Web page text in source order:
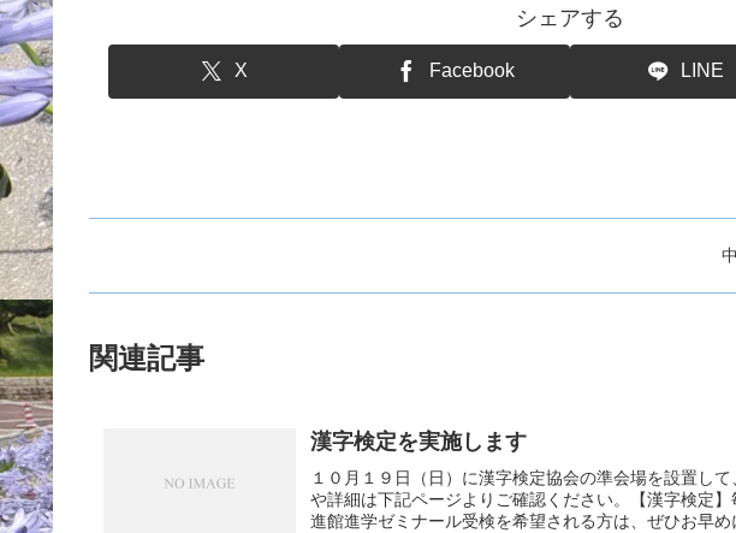
シェアする
X Facebook LINE
関連記事
漢字検定を実施します
１０月１９日（日）に漢字検定協会の準会場を設置し
や詳細は下記ページよりご確認ください。【漢字検定
進館進学ゼミナール受検を希望される方は、ぜひお早